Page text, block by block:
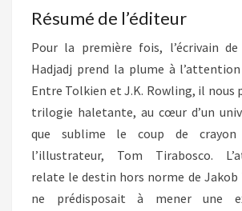
Résumé de l’éditeur
Pour la première fois, l’écrivain de
Hadjadj prend la plume à l’attention
Entre Tolkien et J.K. Rowling, il nous
trilogie haletante, au cœur d’un
que sublime le coup de
l’illustrateur, Tom Tirabosco.
relate le destin hors norme de Jakob
ne prédisposait à mener une